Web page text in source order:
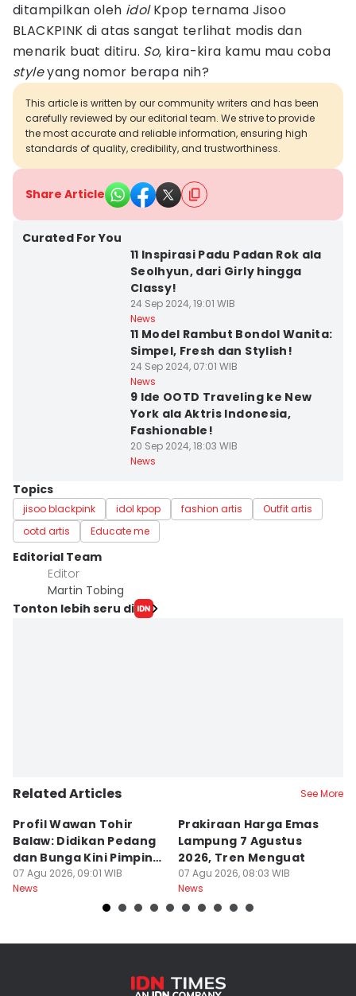
ditampilkan oleh idolKpop ternama Jisoo
BLACKPINK di atas sangat terlihat modis dan
menarik buat ditiru. So, kira-kira kamu mau coba
styleyang nomor berapa nih?
This article is written by our community writers and has been
carefully reviewed by our editorial team. We strive to provide
the most accurate and reliable information, ensuring high
standards of quality, credibility, and trustworthiness.
Share Article
Curated For You
11 Inspirasi Padu Padan Rok ala
Seolhyun, dari Girly hingga
Classy!
24 Sep 2024, 19:01 WIB
News
11 Model Rambut Bondol Wanita:
Simpel, Fresh dan Stylish!
24 Sep 2024, 07:01 WIB
News
9 Ide OOTD Traveling ke New
York ala Aktris Indonesia,
Fashionable!
20 Sep 2024, 18:03 WIB
News
Topics
jisoo blackpink idol kpop fashion artis
Outfit artis
ootd artis
Educate me
Editorial Team
Editor
Martin Tobing
Tonton lebih seru di
Related Articles See More
Profil Wawan Tohir
Balaw: Didikan Pedang
dan Bunga Kini Pimpin
PRI Lampung
07 Agu 2026, 09:01 WIB
News
Prakiraan Harga Emas
Lampung 7 Agustus
2026, Tren Menguat
07 Agu 2026, 08:03 WIB
News